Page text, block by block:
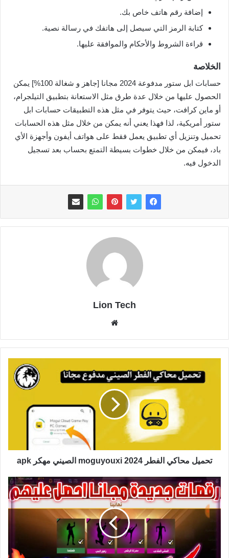
إضافة رقم هاتف خاص بك.
كتابة الرمز التي سيصل إلى هاتفك في رسالة نصية.
قراءة الشروط والأحكام والموافقة عليها.
الخلاصة
حسابات ابل ستور مدفوعة 2024 مجانا [جاهز و شغالة 100%] يمكن
الحصول عليها من خلال عدة طرق مثل الاستعانة بتطبيق التيلجرام،
أو ماين كرافت، حيث يتوفر في مثل هذه التطبيقات حسابات ابل
ستور أمريكية، لذا فهذا يعني أنه يمكن من خلال مثل هذه الحسابات
تحميل وتنزيل أي تطبيق يعمل فقط على هواتف أيفون وأجهزة الأي
باد، فيمكن من خلال خطوات بسيطة التمتع بحساب بعد تسجيل
الدخول فيه.
Lion Tech
تحميل محاكي الفطر moguyouxi 2024 الصيني مهكر apk